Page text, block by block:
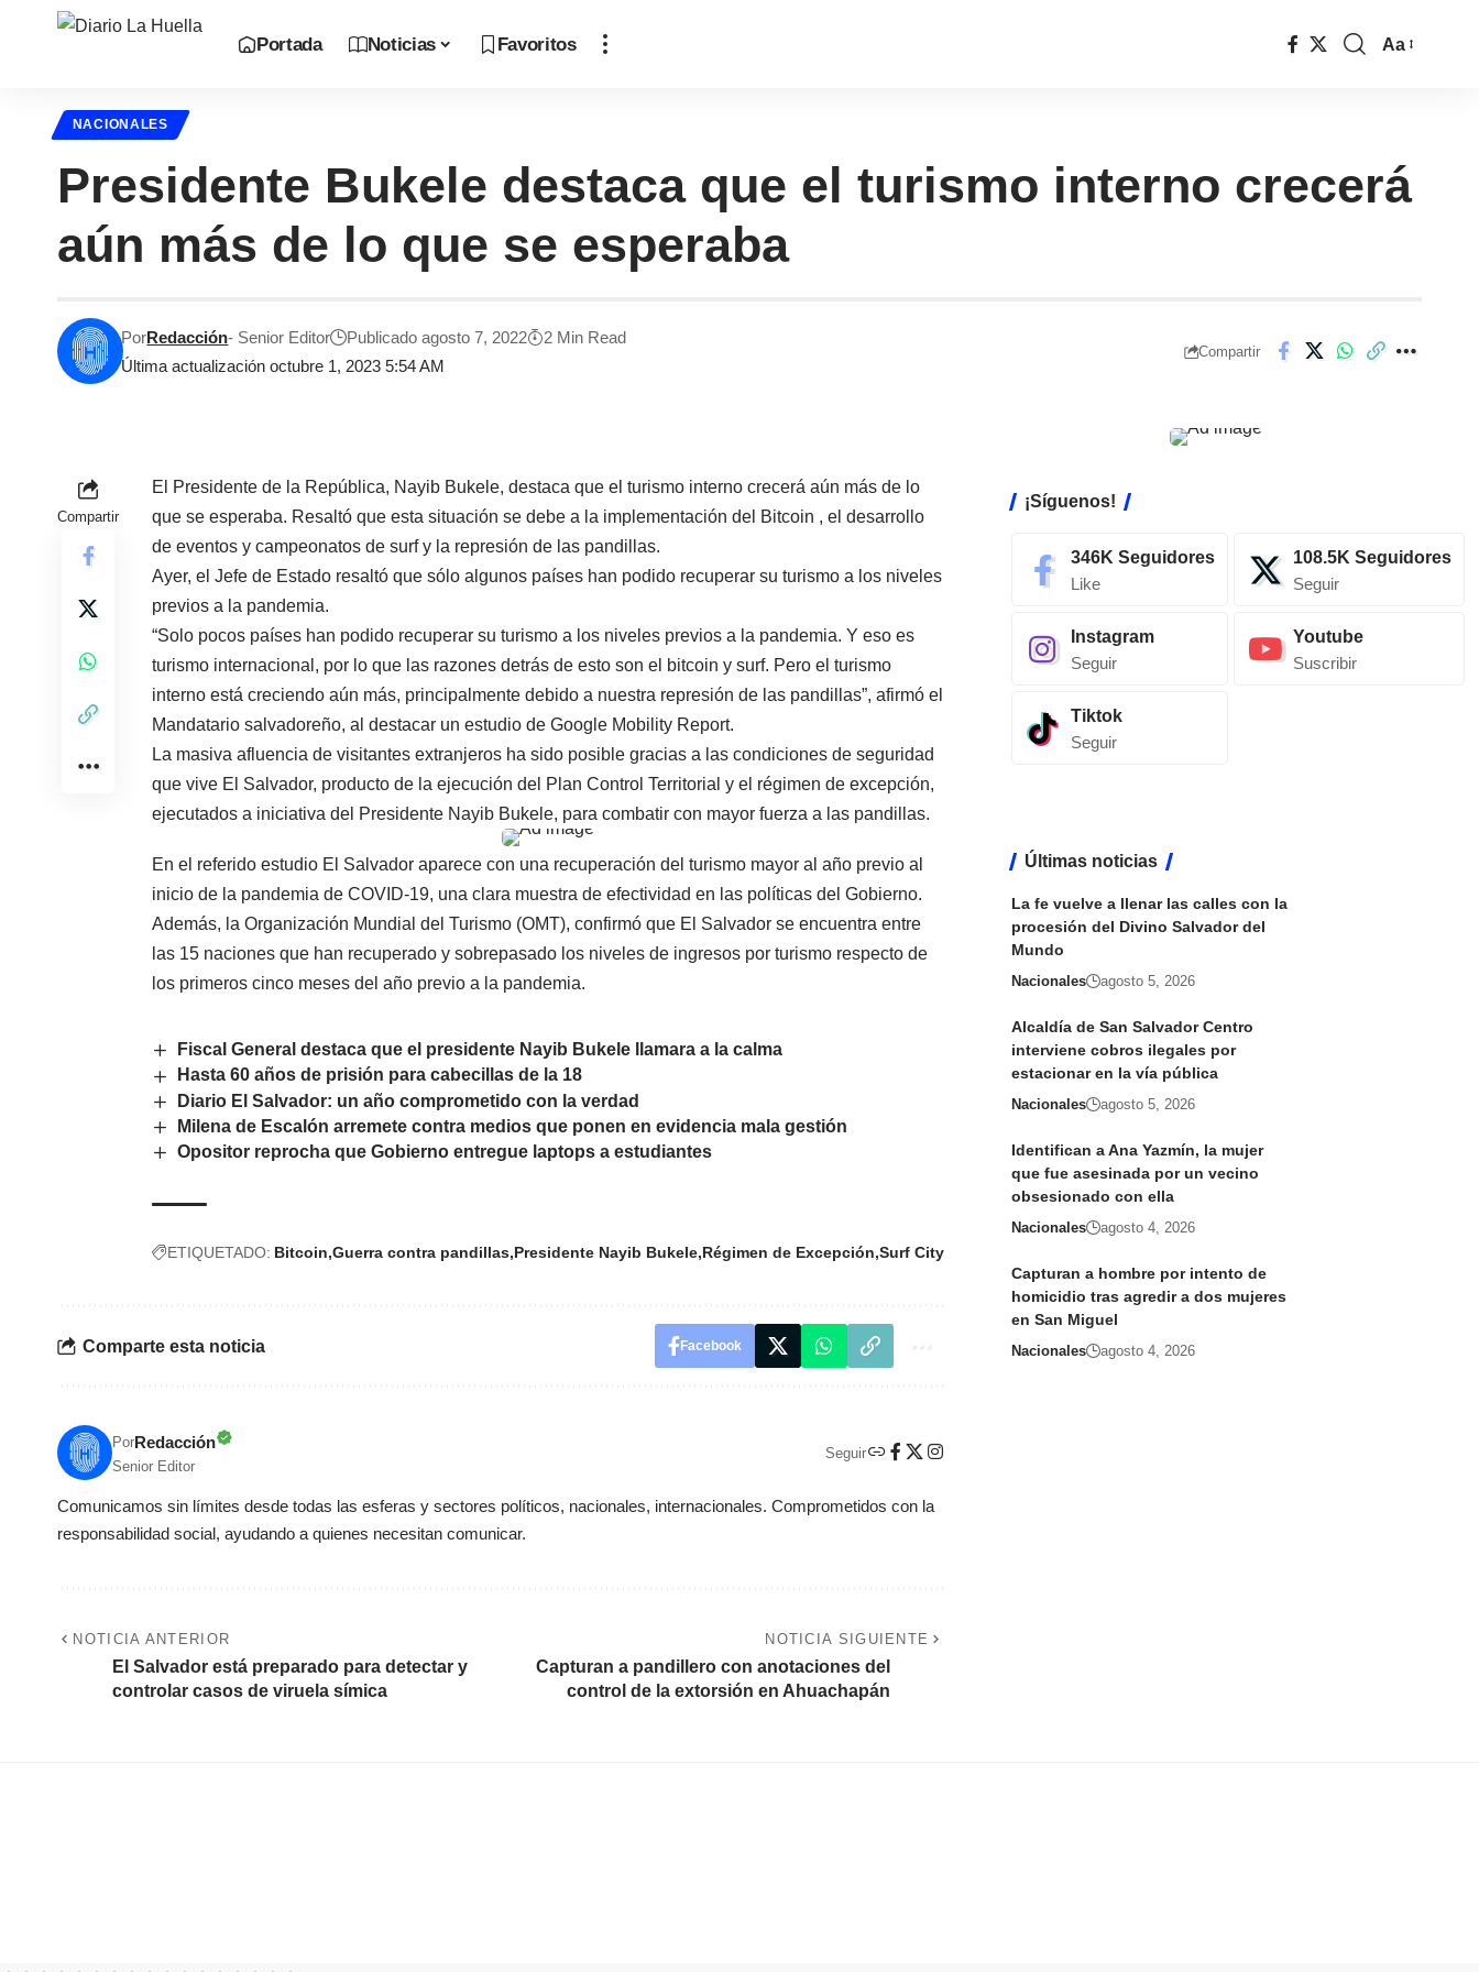
Portada Noticias Favoritos Aa
NACIONALES
Presidente Bukele destaca que el turismo interno crecerá
aún más de lo que se esperaba
Última actualización octubre 1, 2023 5:54 AM
PorRedacción- Senior Editor Publicado agosto 7, 2022 2 Min Read
Compartir
Compartir
El Presidente de la República, Nayib Bukele, destaca que el turismo interno crecerá aún más de lo
que se esperaba. Resaltó que esta situación se debe a la implementación del Bitcoin , el desarrollo
de eventos y campeonatos de surf y la represión de las pandillas.
Ayer, el Jefe de Estado resaltó que sólo algunos países han podido recuperar su turismo a los niveles
previos a la pandemia.
“Solo pocos países han podido recuperar su turismo a los niveles previos a la pandemia. Y eso es
turismo internacional, por lo que las razones detrás de esto son el bitcoin y surf. Pero el turismo
interno está creciendo aún más, principalmente debido a nuestra represión de las pandillas”, afirmó el
Mandatario salvadoreño, al destacar un estudio de Google Mobility Report.
La masiva afluencia de visitantes extranjeros ha sido posible gracias a las condiciones de seguridad
que vive El Salvador, producto de la ejecución del Plan Control Territorial y el régimen de excepción,
ejecutados a iniciativa del Presidente Nayib Bukele, para combatir con mayor fuerza a las pandillas.
En el referido estudio El Salvador aparece con una recuperación del turismo mayor al año previo al
inicio de la pandemia de COVID-19, una clara muestra de efectividad en las políticas del Gobierno.
Además, la Organización Mundial del Turismo (OMT), confirmó que El Salvador se encuentra entre
las 15 naciones que han recuperado y sobrepasado los niveles de ingresos por turismo respecto de
los primeros cinco meses del año previo a la pandemia.
Fiscal General destaca que el presidente Nayib Bukele llamara a la calma
Hasta 60 años de prisión para cabecillas de la 18
Diario El Salvador: un año comprometido con la verdad
Milena de Escalón arremete contra medios que ponen en evidencia mala gestión
Opositor reprocha que Gobierno entregue laptops a estudiantes
ETIQUETADO: Bitcoin Guerra contra pandillas Presidente Nayib Bukele Régimen de Excepción Surf City
Comparte esta noticia Facebook
PorRedacción
Senior Editor
Seguir
Comunicamos sin límites desde todas las esferas y sectores políticos, nacionales, internacionales. Comprometidos con la
responsabilidad social, ayudando a quienes necesitan comunicar.
NOTICIA ANTERIOR
El Salvador está preparado para detectar y
controlar casos de viruela símica
NOTICIA SIGUIENTE
Capturan a pandillero con anotaciones del
control de la extorsión en Ahuachapán
¡Síguenos!
346K Seguidores
Like
108.5K Seguidores
Seguir
Instagram
Seguir
Youtube
Suscribir
Tiktok
Seguir
Últimas noticias
La fe vuelve a llenar las calles con la
procesión del Divino Salvador del
Mundo
Nacionales agosto 5, 2026
Alcaldía de San Salvador Centro
interviene cobros ilegales por
estacionar en la vía pública
Nacionales agosto 5, 2026
Identifican a Ana Yazmín, la mujer
que fue asesinada por un vecino
obsesionado con ella
Nacionales agosto 4, 2026
Capturan a hombre por intento de
homicidio tras agredir a dos mujeres
en San Miguel
Nacionales agosto 4, 2026